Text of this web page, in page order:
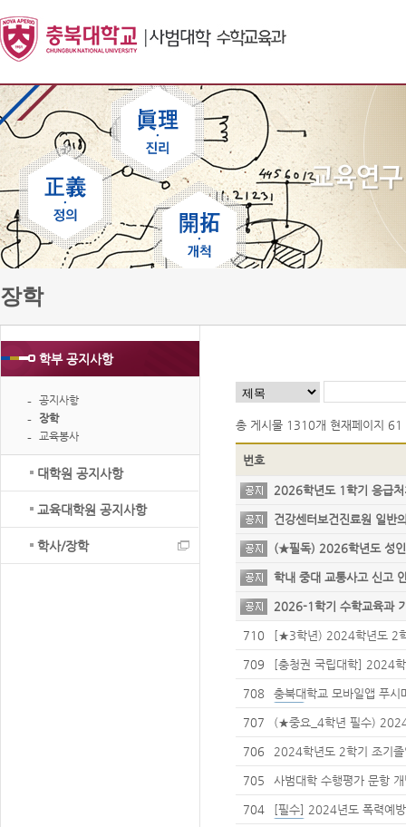
학부 공지사항
공지사항
장학
교육봉사
대학원 공지사항
교육대학원 공지사항
학사/장학
장학
총 게시물 1310개 현재페이지 61
번호
2026학년도 1학기 응급
건강센터보건진료원 일
(★필독) 2026학년도 성
학내 중대 교통사고 신고
2026-1학기 수학교육과
원 프로그램 신청 안내
710
[★3학년) 2024학년도 2
희망자의 동의서 제출 안
709
[충청권 국립대학] 2024
점 교류 수학 안내(3차)
708
충북대학교 모바일앱 푸
707
(★중요_4학년 필수)
사(본시험) 신청 안내
706
2024학년도 2학기 조기
705 사범대학 수행평가 문항
704 [필수] 2024년도 폭력예